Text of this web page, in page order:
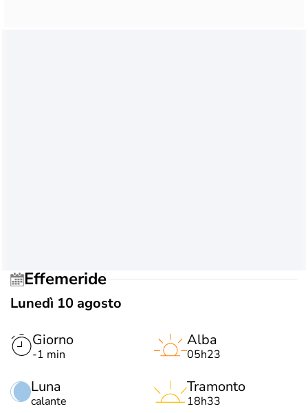
Effemeride
Lunedì 10 agosto
Giorno
-1 min
Luna
calante
Alba
05h23
Tramonto
18h33